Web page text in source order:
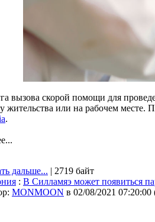
вызова скорой помощи для
жительства или на рабочем месте.
.
дальше... | 2719 байт
: В Силламяэ может появиться
MONMOON в 02/08/2021 07:20:00